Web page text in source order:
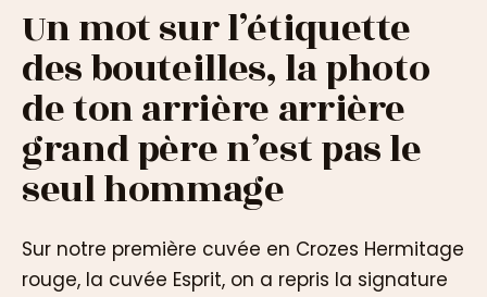
Un mot sur l’étiquette
des bouteilles, la photo
de ton arrière arrière
grand père n’est pas le
seul hommage
Sur notre première cuvée en Crozes Hermitage
rouge, la cuvée Esprit, on a repris la signature